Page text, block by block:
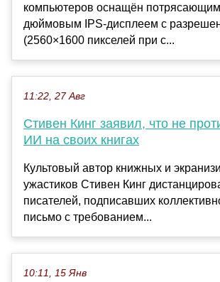
компьютеров оснащён
дюймовым IPS-дисплеем с
(2560×1600 пикселей при с...
11:22, 27 Авг
Стивен Кинг заявил, что не
ИИ на своих книгах
Культовый автор книжных и
ужастиков Стивен Кинг
писателей, подписавших
письмо с требованием...
10:11, 15 Янв